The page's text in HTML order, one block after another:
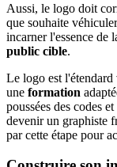
Aussi, le logo doit
que souhaite
incarner l'essence de
public cible.
Le logo est l'étendard
une formation
poussées des codes
devenir un graphiste
par cette étape pour